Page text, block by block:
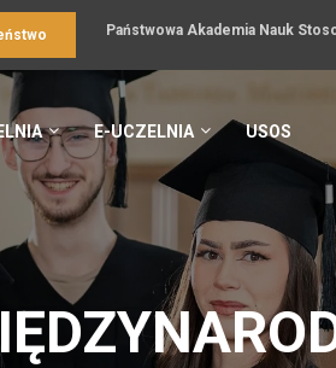
Państwowa Akademia Nauk
E-UCZELNIA USOS